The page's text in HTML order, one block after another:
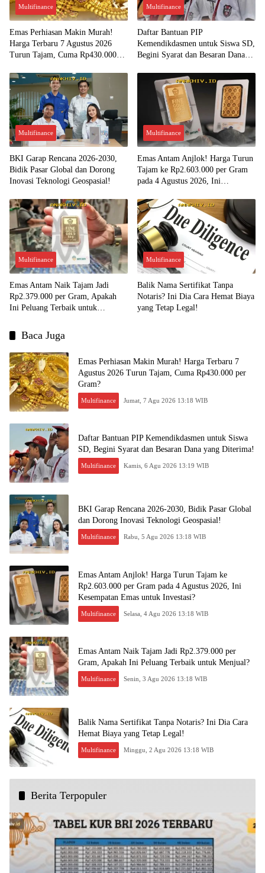
Multifinance
Emas Perhiasan Makin Murah!
Harga Terbaru 7 Agustus 2026
Turun Tajam, Cuma Rp430.000
Multifinance
Daftar Bantuan PIP
Kemendikdasmen untuk Siswa SD,
Begini Syarat dan Besaran Dana
Multifinance
BKI Garap Rencana 2026-2030,
Bidik Pasar Global dan Dorong
Inovasi Teknologi Geospasial!
Multifinance
Emas Antam Anjlok! Harga Turun
Tajam ke Rp2.603.000 per Gram
pada 4 Agustus 2026, Ini
Multifinance
Emas Antam Naik Tajam Jadi
Rp2.379.000 per Gram, Apakah
Ini Peluang Terbaik untuk
Multifinance
Balik Nama Sertifikat Tanpa
Notaris? Ini Dia Cara Hemat Biaya
yang Tetap Legal!
Baca Juga
Emas Perhiasan Makin Murah! Harga Terbaru 7
Agustus 2026 Turun Tajam, Cuma Rp430.000 per
Gram?
Multifinance Jumat, 7 Agu 2026 13:18 WIB
Daftar Bantuan PIP Kemendikdasmen untuk Siswa
SD, Begini Syarat dan Besaran Dana yang Diterima!
Multifinance Kamis, 6 Agu 2026 13:19 WIB
BKI Garap Rencana 2026-2030, Bidik Pasar Global
dan Dorong Inovasi Teknologi Geospasial!
Multifinance Rabu, 5 Agu 2026 13:18 WIB
Emas Antam Anjlok! Harga Turun Tajam ke
Rp2.603.000 per Gram pada 4 Agustus 2026, Ini
Kesempatan Emas untuk Investasi?
Multifinance Selasa, 4 Agu 2026 13:18 WIB
Emas Antam Naik Tajam Jadi Rp2.379.000 per
Gram, Apakah Ini Peluang Terbaik untuk Menjual?
Multifinance Senin, 3 Agu 2026 13:18 WIB
Balik Nama Sertifikat Tanpa Notaris? Ini Dia Cara
Hemat Biaya yang Tetap Legal!
Multifinance Minggu, 2 Agu 2026 13:18 WIB
Berita Terpopuler